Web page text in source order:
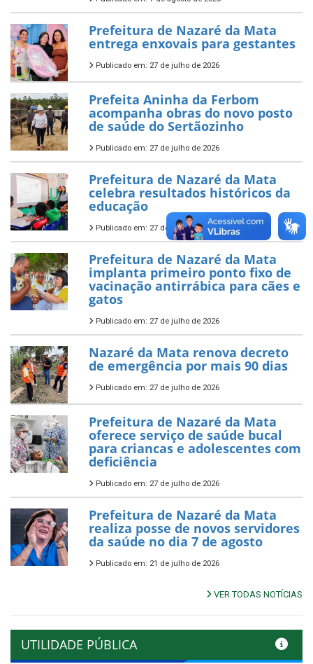
Prefeitura de Nazaré da Mata
entrega enxovais para gestantes
Publicado em: 27 de julho de 2026
Prefeita Aninha da Ferbom
acompanha obras do novo posto
de saúde do Sertãozinho
Publicado em: 27 de julho de 2026
Prefeitura de Nazaré da Mata
celebra resultados históricos da
educação
Publicado em: 27 de julho de 2026
Prefeitura de Nazaré da Mata
implanta primeiro ponto fixo de
vacinação antirrábica para cães e
gatos
Publicado em: 27 de julho de 2026
Nazaré da Mata renova decreto
de emergência por mais 90 dias
Publicado em: 27 de julho de 2026
Prefeitura de Nazaré da Mata
oferece serviço de saúde bucal
para criancas e adolescentes com
deficiência
Publicado em: 27 de julho de 2026
Prefeitura de Nazaré da Mata
realiza posse de novos servidores
da saúde no dia 7 de agosto
Publicado em: 21 de julho de 2026
VER TODAS NOTÍCIAS
UTILIDADE PÚBLICA